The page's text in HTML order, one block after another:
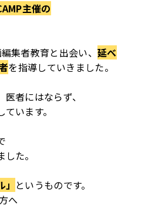
主催の
集者教育と出会い、延べ
を指導していきました。
者にはならず、
います。
た。
というものです。
へ